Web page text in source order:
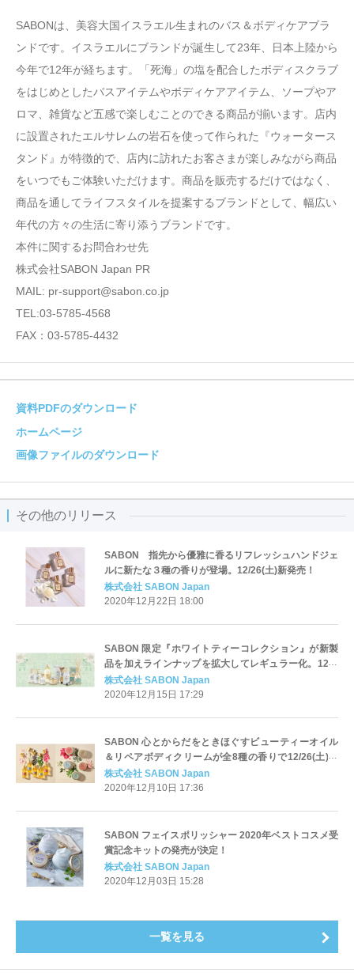
SABONは、美容大国イスラエル生まれのバス＆ボディケアブラ
ンドです。イスラエルにブランドが誕生して23年、日本上陸から
今年で12年が経ちます。「死海」の塩を配合したボディスクラブ
をはじめとしたバスアイテムやボディケアアイテム、ソープやア
ロマ、雑貨など五感で楽しむことのできる商品が揃います。店内
に設置されたエルサレムの岩石を使って作られた『ウォータース
タンド』が特徴的で、店内に訪れたお客さまが楽しみながら商品
をいつでもご体験いただけます。商品を販売するだけではなく、
商品を通してライフスタイルを提案するブランドとして、幅広い
年代の方々の生活に寄り添うブランドです。
本件に関するお問合わせ先
株式会社SABON Japan PR
MAIL: pr-support@sabon.co.jp
TEL:03-5785-4568
FAX：03‐5785‐4432
資料PDFのダウンロード
ホームページ
画像ファイルのダウンロード
その他のリリース
SABON 指先から優雅に香るリフレッシュハンドジェ
ルに新たな３種の香りが登場。12/26(土)新発売！
株式会社 SABON Japan
2020年12月22日 18:00
SABON 限定『ホワイトティーコレクション』が新製
品を加えラインナップを拡大してレギュラー化。12月
26日(土)新発売！
株式会社 SABON Japan
2020年12月15日 17:29
SABON 心とからだをときほぐすビューティーオイル
＆リペアボディクリームが全8種の香りで12/26(土)新
発売！
株式会社 SABON Japan
2020年12月10日 17:36
SABON フェイスポリッシャー 2020年ベストコスメ受
賞記念キットの発売が決定！
株式会社 SABON Japan
2020年12月03日 15:28
一覧を見る